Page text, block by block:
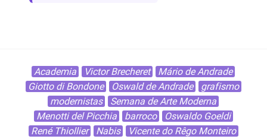
Academia Victor Brecheret
Mário de Andrade
Giotto di Bondone
Oswald de Andrade
grafismo
modernistas
Semana de Arte Moderna
Menotti del Picchia
barroco
Oswaldo Goeldi
René Thiollier
Nabis Vicente do Rêgo Monteiro